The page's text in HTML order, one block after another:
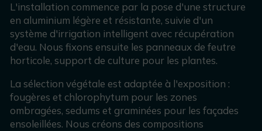
L'installation commence par la pose d'une structure
en aluminium légère et résistante, suivie d'un
système d'irrigation intelligent avec récupération
d'eau. Nous fixons ensuite les panneaux de feutre
horticole, support de culture pour les plantes.
La sélection végétale est adaptée à l'exposition :
fougères et chlorophytum pour les zones
ombragées, sedums et graminées pour les façades
ensoleillées. Nous créons des compositions